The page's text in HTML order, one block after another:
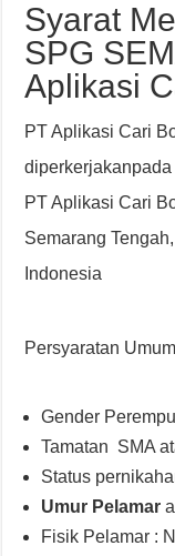
Syarat
SPG
Aplikasi
PT Aplikasi Cari
PT Aplikasi Cari
Semarang
Indonesia
Persyaratan
Gender
Tamatan SMA
Status
Umur Pelamar
Fisik Pelamar :